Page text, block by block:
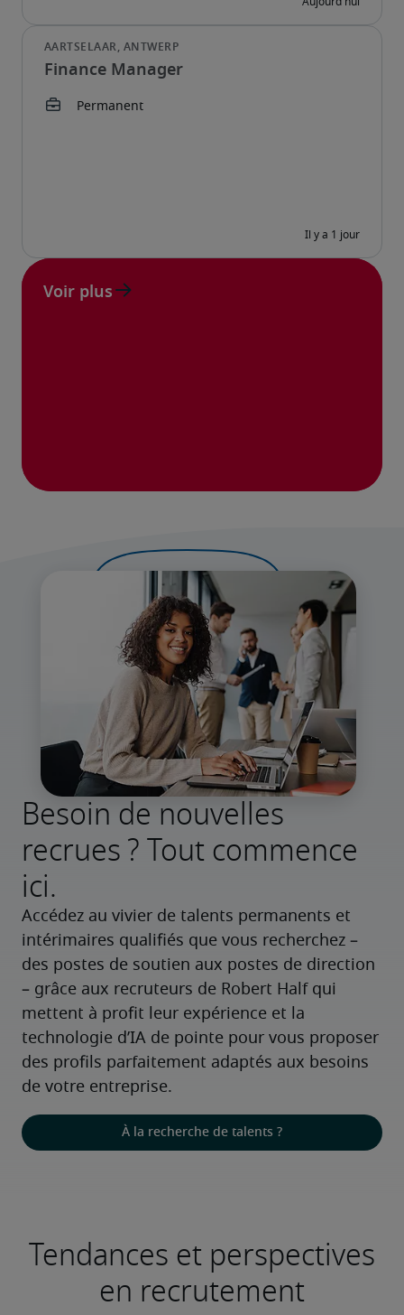
Finance Manager
Voir plus
Besoin de nouvelles
recrues ? Tout commence
ici.
Accédez au vivier de talents permanents et
intérimaires qualifiés que vous recherchez –
des postes de soutien aux postes de direction
– grâce aux recruteurs de Robert Half qui
mettent à profit leur expérience et la
technologie d’IA de pointe pour vous proposer
des profils parfaitement adaptés aux besoins
de votre entreprise.
À la recherche de talents ?
Tendances et perspectives
en recrutement